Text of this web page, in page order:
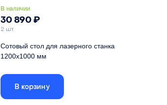
В наличии
30 890₽
2 шт.
Сотовый стол для лазерного станка
1200х1000 мм
Габариты стола указаны по внешней рамке,
размер ячеистого поля - 1156х956
Длина
В корзину